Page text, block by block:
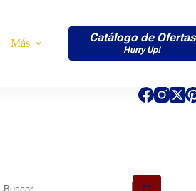
Más Catálogo de Ofertas
Hurry Up!